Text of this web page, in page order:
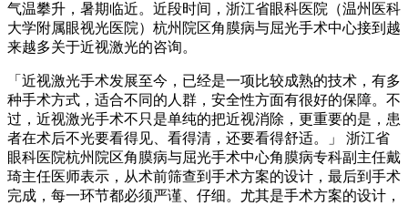
气温攀升，暑期临近。近段时间，浙江省眼科医院（温州医科
大学附属眼视光医院）杭州院区角膜病与屈光手术中心接到越
来越多关于近视激光的咨询。
「近视激光手术发展至今，已经是一项比较成熟的技术，有多
种手术方式，适合不同的人群，安全性方面有很好的保障。不
过，近视激光手术不只是单纯的把近视消除，更重要的是，患
者在术后不光要看得见、看得清，还要看得舒适。」 浙江省
眼科医院杭州院区角膜病与屈光手术中心角膜病专科副主任戴
琦主任医师表示，从术前筛查到手术方案的设计，最后到手术
完成，每一环节都必须严谨、仔细。尤其是手术方案的设计，